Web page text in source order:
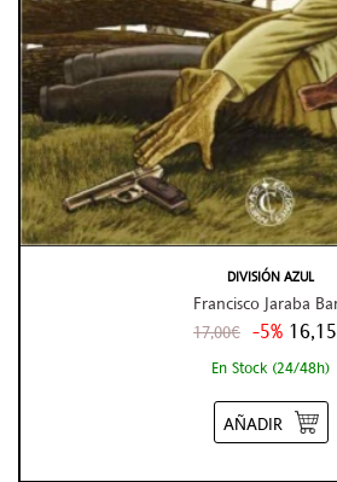
DIVISIÓN AZUL
Francisco Jaraba
17,00€ -5%
En Stock (24/48h)
AÑADIR